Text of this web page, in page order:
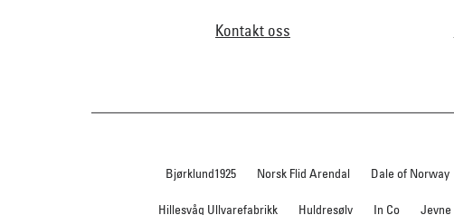
Kontakt oss
Bjørklund1925 Norsk Flid Arendal Dale of Norway
Hillesvåg Ullvarefabrikk Huldresølv In Co Jevne